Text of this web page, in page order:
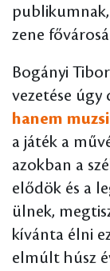
publikumnak,
zene
Bogányi
vezetése
hanem
a játék a
azokban a
elődök és a
ülnek,
kívánta élni
elmúlt húsz